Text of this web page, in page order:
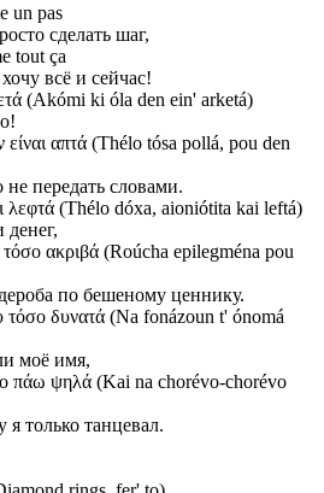
un pas
сделать шаг,
tout ça
всё и сейчас!
(Akómi ki óla den ein' arketá)
απτά (Thélo tósa pollá, pou den
не передать словами.
λεφτά (Thélo dóxa, aioniótita kai leftá)
денег,
ακριβά (Roúcha epilegména pou
по бешеному ценнику.
δυνατά (Na fonázoun t' ónomá
моё имя,
πάω ψηλά (Kai na chorévo-chorévo
только танцевал.